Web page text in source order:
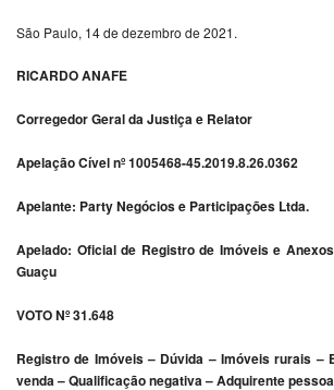
São Paulo, 14 de dezembro de 2021.
RICARDO ANAFE
Corregedor Geral da Justiça e Relator
Apelação Cível nº 1005468-45.2019.8.26.0362
Apelante: Party Negócios e Participações Ltda.
Apelado: Oficial de Registro de Imóveis e
Guaçu
VOTO Nº 31.648
Registro de Imóveis – Dúvida – Imóveis rurais –
venda – Qualificação negativa – Adquirente